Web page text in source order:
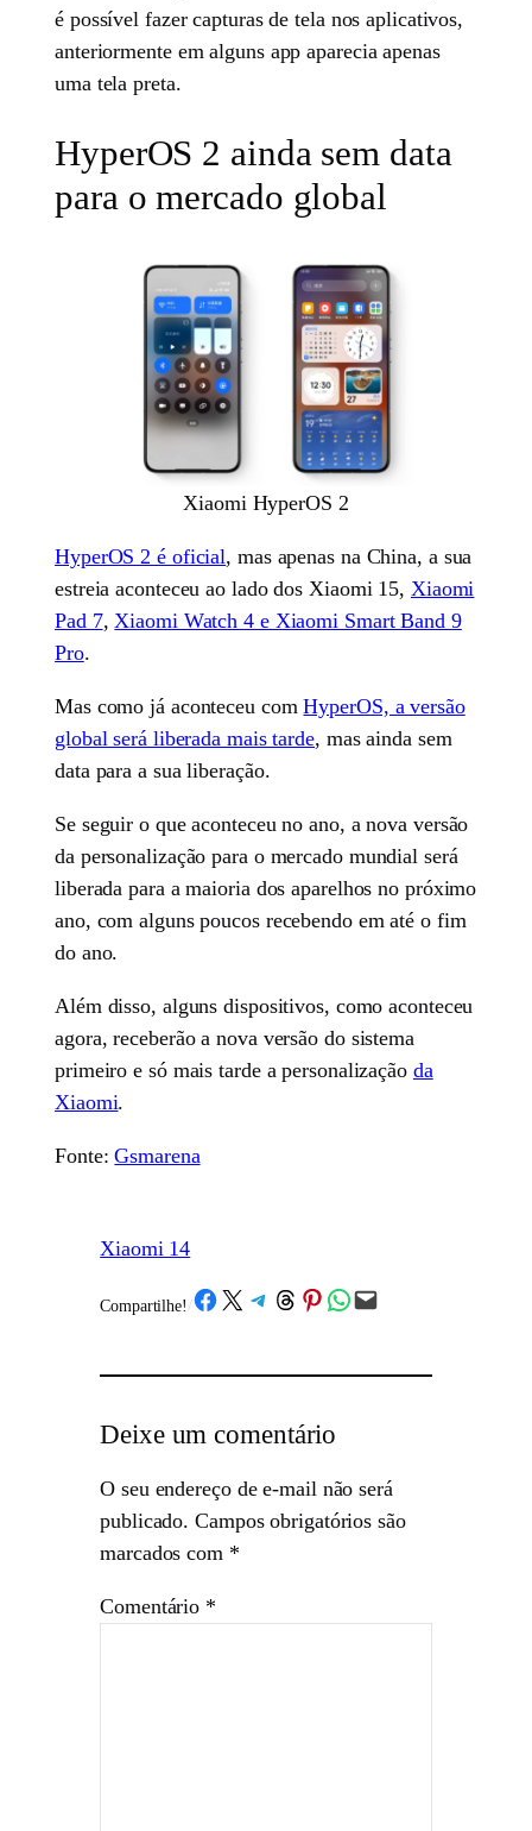
é possível fazer capturas de tela nos aplicativos,
anteriormente em alguns app aparecia apenas
uma tela preta.
HyperOS 2 ainda sem data
para o mercado global
Xiaomi HyperOS 2
HyperOS 2 é oficial, mas apenas na China, a sua
estreia aconteceu ao lado dos Xiaomi 15, Xiaomi
Pad 7, Xiaomi Watch 4 e Xiaomi Smart Band 9
Pro.
Mas como já aconteceu comHyperOS, a versão
global será liberada mais tarde, mas ainda sem
data para a sua liberação.
Se seguir o que aconteceu no ano, a nova versão
da personalização para o mercado mundial será
liberada para a maioria dos aparelhos no próximo
ano, com alguns poucos recebendo em até o fim
do ano.
Além disso, alguns dispositivos, como aconteceu
agora, receberão a nova versão do sistema
primeiro e só mais tarde a personalização da
Xiaomi.
Fonte:Gsmarena
Xiaomi 14
Compartilhe! /Share on Facebook
Share on X Share on Telegram
Share on Threads
Share on Pinterest
Share on WhatsApp
Email this Page
Deixe um comentário
O seu endereço de e-mail não será
publicado. Campos obrigatórios são
marcados com *
Comentário *